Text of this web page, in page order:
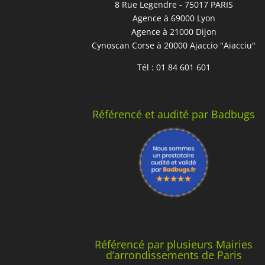
8 Rue Legendre - 75017 PARIS
Agence à 69000 Lyon
Agence à 21000 Dijon
Cynoscan Corse à 20000 Ajaccio "Aiacciu"
Tél : 01 84 601 601
Référencé et audité par Badbugs
Référencé par plusieurs Mairies
d’arrondissements de Paris